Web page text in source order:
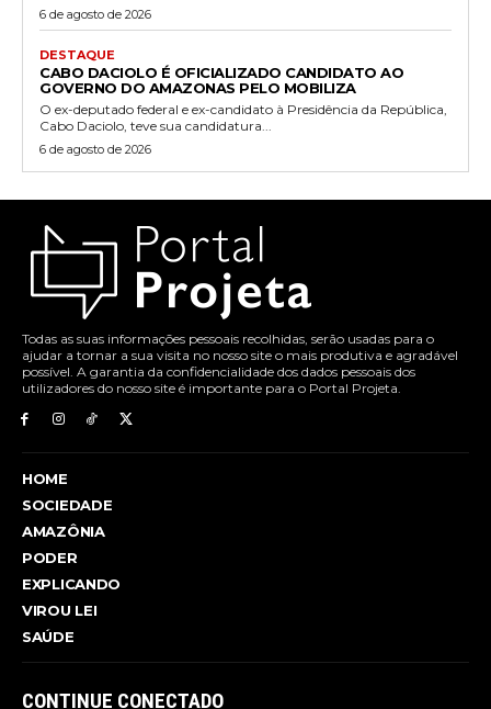
6 de agosto de 2026
DESTAQUE
CABO DACIOLO É OFICIALIZADO CANDIDATO AO
GOVERNO DO AMAZONAS PELO MOBILIZA
O ex-deputado federal e ex-candidato à Presidência da República,
Cabo Daciolo, teve sua candidatura...
6 de agosto de 2026
Todas as suas informações pessoais recolhidas, serão usadas para o
ajudar a tornar a sua visita no nosso site o mais produtiva e agradável
possível. A garantia da confidencialidade dos dados pessoais dos
utilizadores do nosso site é importante para o Portal Projeta.
HOME
SOCIEDADE
AMAZÔNIA
PODER
EXPLICANDO
VIROU LEI
SAÚDE
CONTINUE CONECTADO